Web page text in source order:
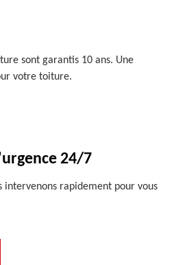
sont garantis 10 ans. Une
votre toiture.
24/7
intervenons rapidement pour vous